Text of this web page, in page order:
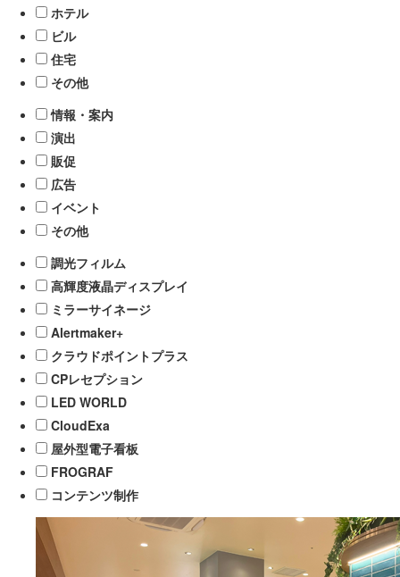
ホテル
ビル
住宅
その他
情報・案内
演出
販促
広告
イベント
その他
調光フィルム
高輝度液晶ディスプレイ
ミラーサイネージ
Alertmaker+
クラウドポイントプラス
CPレセプション
LED WORLD
CloudExa
屋外型電子看板
FROGRAF
コンテンツ制作